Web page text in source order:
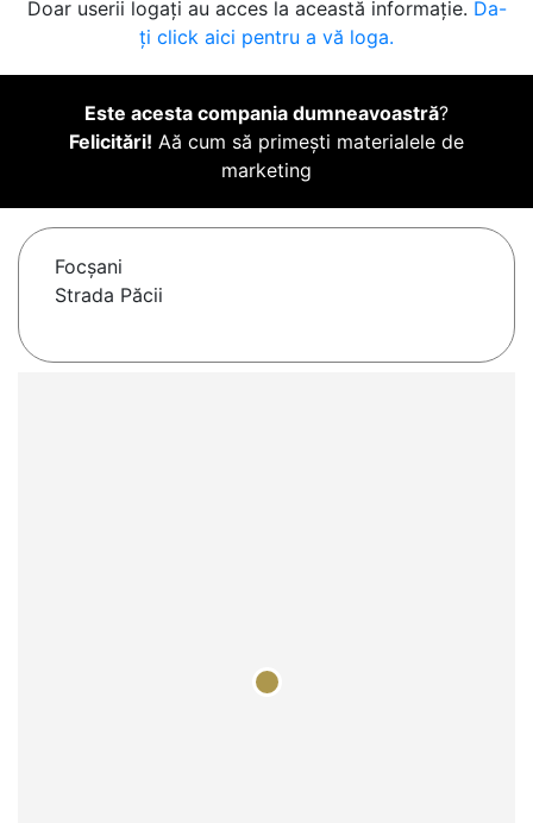
Doar userii logați au acces la această informație. Da-
ți click aici pentru a vă loga.
Este acesta compania dumneavoastră?
Felicitări! Aă cum să primești materialele de
marketing
Focşani
Strada Păcii